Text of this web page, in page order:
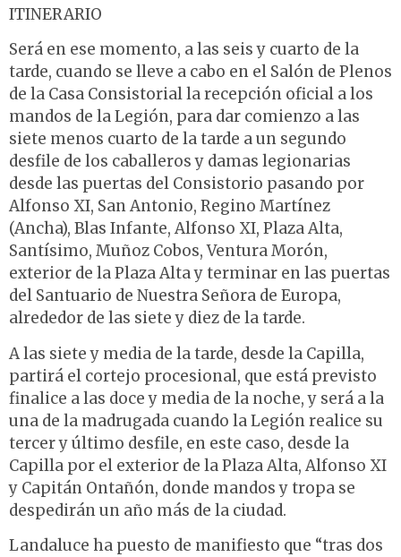
ITINERARIO
Será en ese momento, a las seis y cuarto de la
tarde, cuando se lleve a cabo en el Salón de Plenos
de la Casa Consistorial la recepción oficial a los
mandos de la Legión, para dar comienzo a las
siete menos cuarto de la tarde a un segundo
desfile de los caballeros y damas legionarias
desde las puertas del Consistorio pasando por
Alfonso XI, San Antonio, Regino Martínez
(Ancha), Blas Infante, Alfonso XI, Plaza Alta,
Santísimo, Muñoz Cobos, Ventura Morón,
exterior de la Plaza Alta y terminar en las puertas
del Santuario de Nuestra Señora de Europa,
alrededor de las siete y diez de la tarde.
A las siete y media de la tarde, desde la Capilla,
partirá el cortejo procesional, que está previsto
finalice a las doce y media de la noche, y será a la
una de la madrugada cuando la Legión realice su
tercer y último desfile, en este caso, desde la
Capilla por el exterior de la Plaza Alta, Alfonso XI
y Capitán Ontañón, donde mandos y tropa se
despedirán un año más de la ciudad.
Landaluce ha puesto de manifiesto que “tras dos